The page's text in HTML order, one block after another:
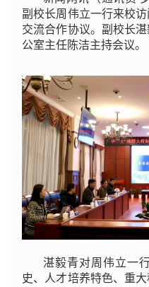
副校长周伟立一行来校
交流合作协议。副校长
公室主任陈洁主持会议。
湛毅青对周伟立一
史、人才培养特色、重